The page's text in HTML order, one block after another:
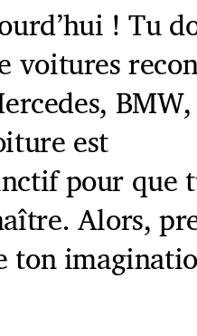
! Tu
voitures
est
pour que
Alors,
ton